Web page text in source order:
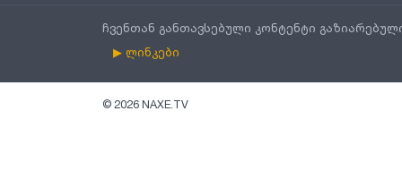
ჩვენთან განთავსებული კონტენტი
▶ ლინკები
© 2026 NAXE.TV